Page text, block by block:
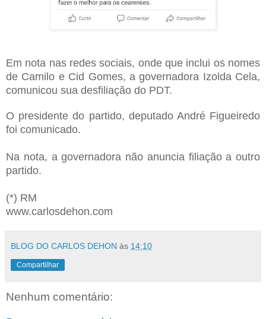
Em nota nas redes sociais, onde que inclui os nomes
de Camilo e Cid Gomes, a governadora Izolda Cela,
comunicou sua desfiliação do PDT.
O presidente do partido, deputado André Figueiredo
foi comunicado.
Na nota, a governadora não anuncia filiação a outro
partido.
(*) RM
www.carlosdehon.com
BLOG DO CARLOS DEHON às 14:10
Compartilhar
Nenhum comentário: